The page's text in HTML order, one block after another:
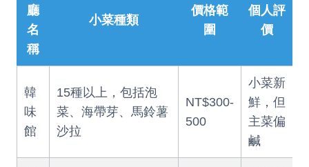
廳
名
稱
小菜種類
價格範
圍
個人評
價
韓
味
館
15種以上，包括泡
菜、海帶芽、馬鈴薯
沙拉
NT$300-
500
小菜新
鮮，但
主菜偏
鹹